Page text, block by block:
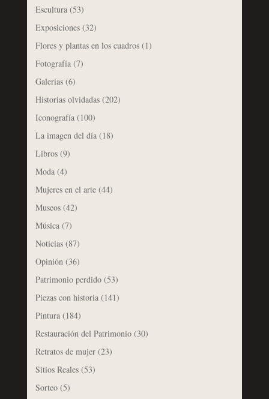
Escultura(53)
Exposiciones(32)
Flores y plantas en los cuadros(1)
Fotografía(7)
Galerías(6)
Historias olvidadas(202)
Iconografía(100)
La imagen del día(18)
Libros(9)
Moda(4)
Mujeres en el arte(44)
Museos(42)
Música(7)
Noticias(87)
Opinión(36)
Patrimonio perdido(53)
Piezas con historia(141)
Pintura(184)
Restauración del Patrimonio(30)
Retratos de mujer(23)
Sitios Reales(53)
Sorteo(5)